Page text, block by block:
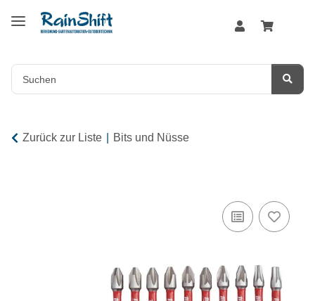
Zurück zur Liste Bits und Nüsse